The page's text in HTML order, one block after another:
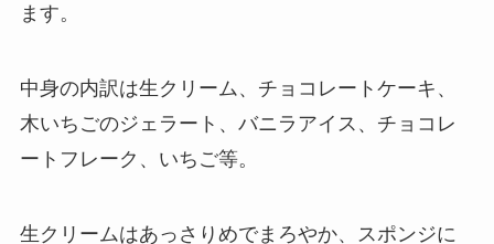
ます。
中身の内訳は生クリーム、チョコレートケーキ、
木いちごのジェラート、バニラアイス、チョコレ
ートフレーク、いちご等。
生クリームはあっさりめでまろやか、スポンジに